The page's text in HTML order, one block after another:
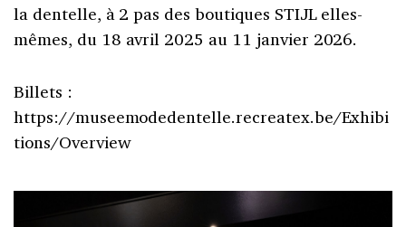
la dentelle, à 2 pas des boutiques STIJL elles-
mêmes, du 18 avril 2025 au 11 janvier 2026.
Billets :
https://museemodedentelle.recreatex.be/Exhibi
tions/Overview